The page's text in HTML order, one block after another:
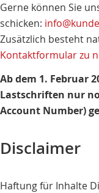
Gerne können Sie
schicken:
Zusätzlich besteht
Kontaktformular zu
Ab dem 1. Februar
Lastschriften nur
Account Number)
Disclaimer
Haftung für Inhalte